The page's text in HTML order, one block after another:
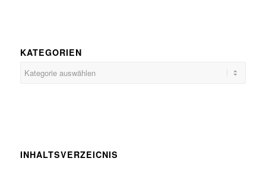
KATEGORIEN
INHALTSVERZEICNIS